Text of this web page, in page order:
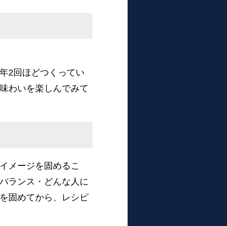
2回ほどつくってい
わいを楽しんでみて
メージを固めるこ
ランス・どんな人に
固めてから、レシピ